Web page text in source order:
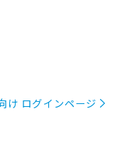
け ログインページ